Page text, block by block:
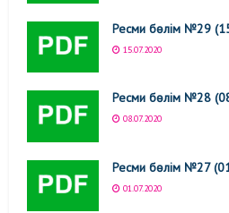
Ресми бөлім №29
15.07.2020
Ресми бөлім №28
08.07.2020
Ресми бөлім №27
01.07.2020